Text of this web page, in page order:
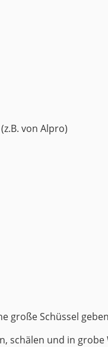
(z.B. von Alpro)
große Schüssel
schälen und in